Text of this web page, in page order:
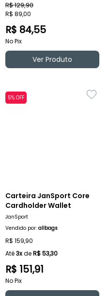
R$ 129,90
R$ 89,00
R$ 84,55
No Pix
Ver Produto
5% OFF
Carteira JanSport Core
Cardholder Wallet
JanSport
Vendido por: allbags
R$ 159,90
Até3xdeR$ 53,30
R$ 151,91
No Pix